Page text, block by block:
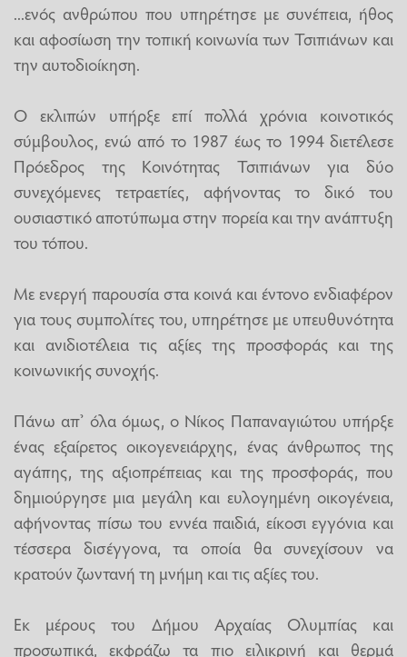
...ενός ανθρώπου που υπηρέτησε με συνέπεια, ήθος
και αφοσίωση την τοπική κοινωνία των Τσιπιάνων και
την αυτοδιοίκηση.
Ο εκλιπών υπήρξε επί πολλά χρόνια κοινοτικός
σύμβουλος, ενώ από το 1987 έως το 1994 διετέλεσε
Πρόεδρος της Κοινότητας Τσιπιάνων για δύο
συνεχόμενες τετραετίες, αφήνοντας το δικό του
ουσιαστικό αποτύπωμα στην πορεία και την ανάπτυξη
του τόπου.
Με ενεργή παρουσία στα κοινά και έντονο ενδιαφέρον
για τους συμπολίτες του, υπηρέτησε με υπευθυνότητα
και ανιδιοτέλεια τις αξίες της προσφοράς και της
κοινωνικής συνοχής.
Πάνω απ’ όλα όμως, ο Νίκος Παπαναγιώτου υπήρξε
ένας εξαίρετος οικογενειάρχης, ένας άνθρωπος της
αγάπης, της αξιοπρέπειας και της προσφοράς, που
δημιούργησε μια μεγάλη και ευλογημένη οικογένεια,
αφήνοντας πίσω του εννέα παιδιά, είκοσι εγγόνια και
τέσσερα δισέγγονα, τα οποία θα συνεχίσουν να
κρατούν ζωντανή τη μνήμη και τις αξίες του.
Εκ μέρους του Δήμου Αρχαίας Ολυμπίας και
προσωπικά, εκφράζω τα πιο ειλικρινή και θερμά